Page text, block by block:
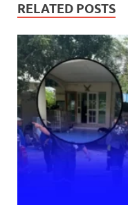
RELATED POSTS